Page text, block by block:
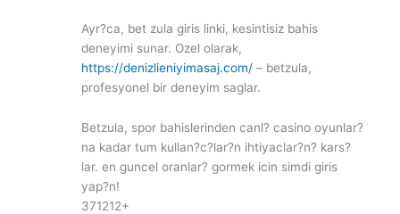
Ayr?ca, bet zula giris linki, kesintisiz bahis
deneyimi sunar. Ozel olarak,
https://denizlieniyimasaj.com/– betzula,
profesyonel bir deneyim saglar.
Betzula, spor bahislerinden canl? casino oyunlar?
na kadar tum kullan?c?lar?n ihtiyaclar?n? kars?
lar. en guncel oranlar? gormek icin simdi giris
yap?n!
371212+